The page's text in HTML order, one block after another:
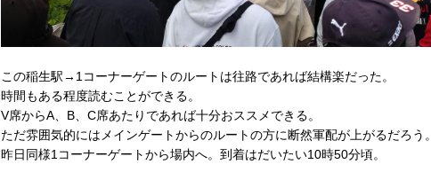
この稲生駅→1コーナーゲートのルートは往路であれば結構楽だった。
時間もある程度読むことができる。
V席からA、B、C席あたりであれば十分おススメできる。
ただ雰囲気的にはメインゲートからのルートの方に断然軍配が上がるだろう。
昨日同様1コーナーゲートから場内へ。到着はだいたい10時50分頃。